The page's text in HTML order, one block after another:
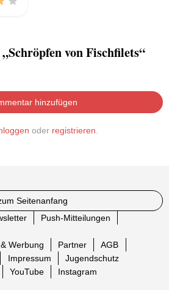
von Fischfilets“
hinzufügen
oder registrieren.
Seitenanfang
Push-Mitteilungen
Werbung Partner
AGB
Impressum
Jugendschutz
YouTube Instagram